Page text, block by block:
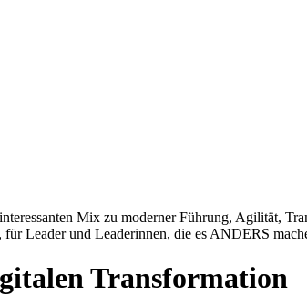
Mix zu moderner Führung, Agilität,
Leader und Leaderinnen, die es ANDERS
Transformation